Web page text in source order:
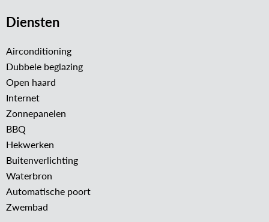
Diensten
Airconditioning
Dubbele beglazing
Open haard
Internet
Zonnepanelen
BBQ
Hekwerken
Buitenverlichting
Waterbron
Automatische poort
Zwembad